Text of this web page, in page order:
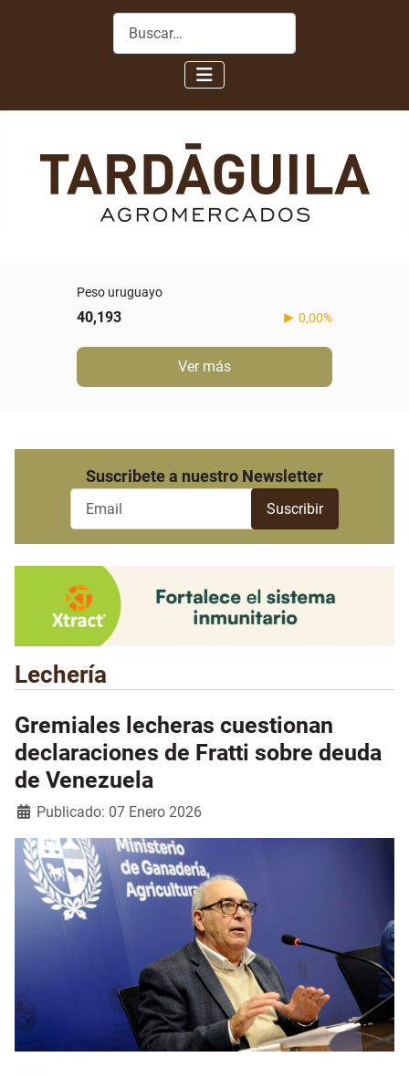
Buscar
Peso uruguayo
40,193 0,00%
Ver más
Suscribete a nuestro Newsletter
Lechería
Gremiales lecheras cuestionan
declaraciones de Fratti sobre deuda
de Venezuela
Detalles
Publicado: 07 Enero 2026